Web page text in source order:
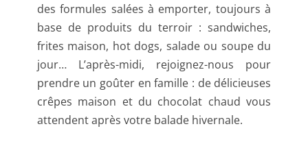
des formules salées à emporter, toujours à
base de produits du terroir : sandwiches,
frites maison, hot dogs, salade ou soupe du
jour… L’après-midi, rejoignez-nous pour
prendre un goûter en famille : de délicieuses
crêpes maison et du chocolat chaud vous
attendent après votre balade hivernale.